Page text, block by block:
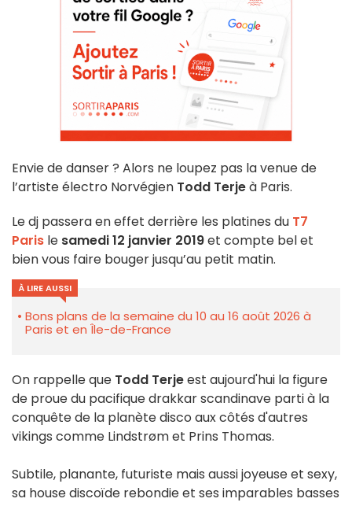
Envie de danser ? Alors ne loupez pas la venue de
l’artiste électro Norvégien Todd Terjeà Paris.
Le dj passera en effet derrière les platines du T7
Paris le samedi 12 janvier 2019et compte bel et
bien vous faire bouger jusqu’au petit matin.
À LIRE AUSSI
Bons plans de la semaine du 10 au 16 août 2026 à
Paris et en Île-de-France
On rappelle que Todd Terjeest aujourd'hui la figure
de proue du pacifique drakkar scandinave parti à la
conquête de la planète disco aux côtés d'autres
vikings comme Lindstrøm et Prins Thomas.
Subtile, planante, futuriste mais aussi joyeuse et sexy,
sa house discoïde rebondie et ses imparables basses